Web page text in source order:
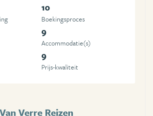
10
Boekingsproces
9
Accommodatie(s)
9
Prijs-kwaliteit
Verre Reizen